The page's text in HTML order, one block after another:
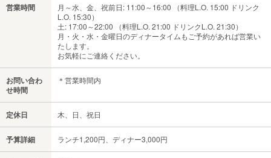
営業時間
月～水、金、祝前日: 11:00～16:00 （料理L.O. 15:00 ドリンク
L.O. 15:30）
土: 17:00～22:00 （料理L.O. 21:00 ドリンクL.O. 21:30）
月・火・水・金曜日のディナータイムもご予約があれば営業い
たします。
お気軽にご連絡ください。
お問い合わ
せ時間
＊営業時間内
定休日 木、日、祝日
予算詳細 ランチ1,200円、ディナー3,000円